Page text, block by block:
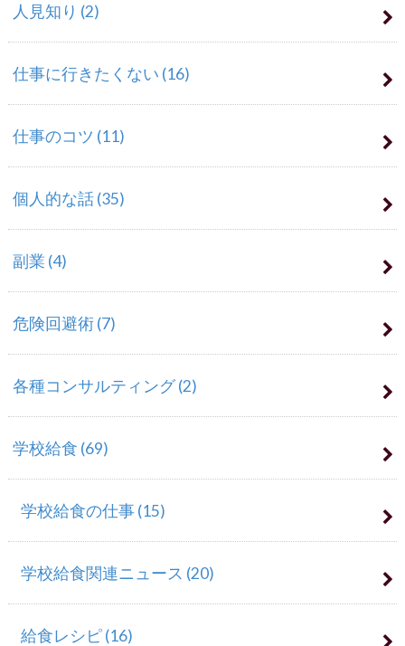
人見知り (2)
仕事に行きたくない (16)
仕事のコツ (11)
個人的な話(35)
副業 (4)
危険回避術(7)
各種コンサルティング(2)
学校給食 (69)
学校給食の仕事(15)
学校給食関連ニュース (20)
給食レシピ(16)